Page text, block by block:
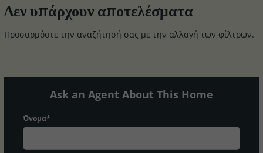
Δεν υπάρχουν αποτελέσματα
Προσαρμόστε την αναζήτησή σας με την αλλαγή των φίλτρων.
Ask an Agent About This Home
Όνομα*